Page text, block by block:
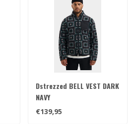
Dstrezzed BELL VEST DARK
NAVY
€139,95